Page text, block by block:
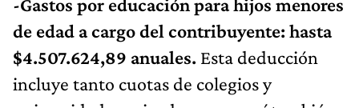
-Gastos por educación para hijos menores
de edad a cargo del contribuyente: hasta
$4.507.624,89 anuales. Esta deducción
incluye tanto cuotas de colegios y